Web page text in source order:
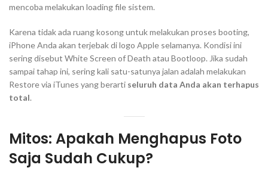
mencoba melakukan loadingfile sistem.
Karena tidak ada ruang kosong untuk melakukan proses booting,
iPhone Anda akan terjebak di logo Apple selamanya. Kondisi ini
sering disebut White Screen of Death atau Bootloop. Jika sudah
sampai tahap ini, sering kali satu-satunya jalan adalah melakukan
Restorevia iTunes yang berarti seluruh data Anda akan terhapus
total.
Mitos: Apakah Menghapus Foto
Saja Sudah Cukup?